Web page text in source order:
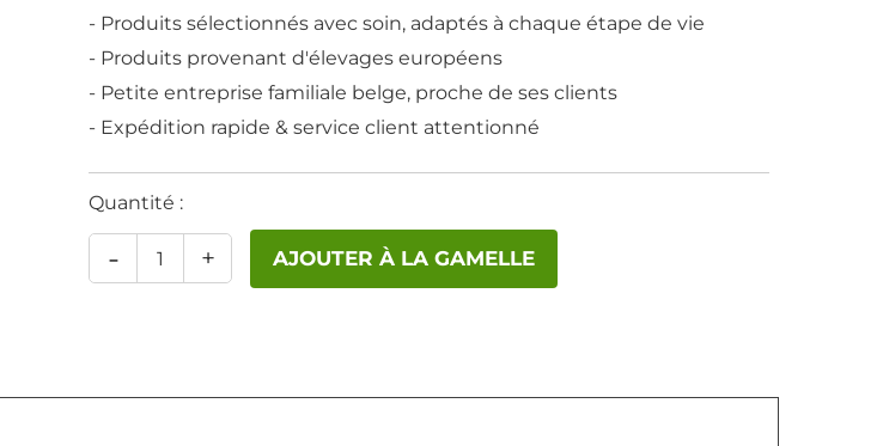
- Produits sélectionnés avec soin, adaptés à chaque étape de vie
- Produits provenant d'élevages européens
- Petite entreprise familiale belge, proche de ses clients
- Expédition rapide & service client attentionné
Quantité :
+
- AJOUTER À LA GAMELLE